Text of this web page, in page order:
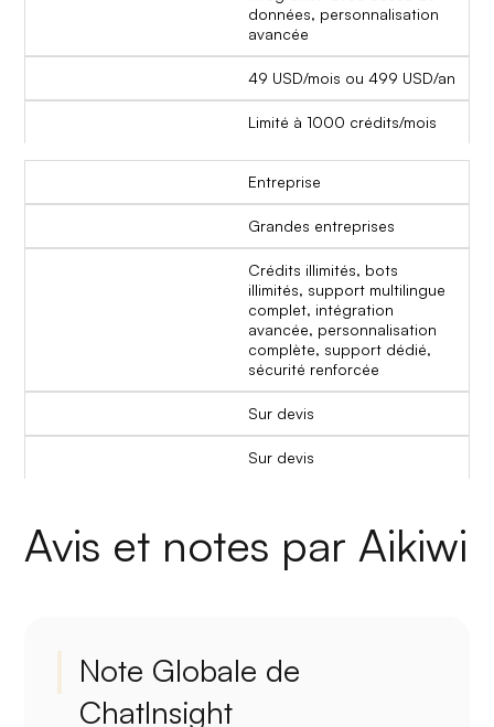
données, personnalisation
avancée
49 USD/mois ou 499 USD/an
Limité à 1000 crédits/mois
Entreprise
Grandes entreprises
Crédits illimités, bots
illimités, support multilingue
complet, intégration
avancée, personnalisation
complète, support dédié,
sécurité renforcée
Sur devis
Sur devis
Avis et notes par Aikiwi
Note Globale de
ChatInsight